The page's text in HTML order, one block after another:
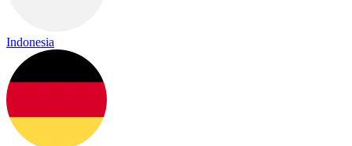
Indonesia